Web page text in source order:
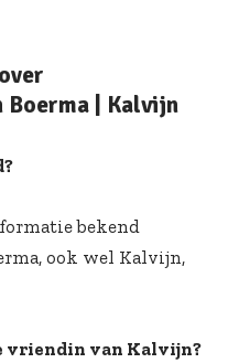
| Kalvijn
bekend
ook wel Kalvijn,
vriendin van Kalvijn?